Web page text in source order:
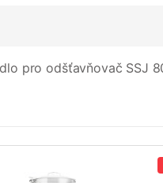
pro odšťavňovač SSJ